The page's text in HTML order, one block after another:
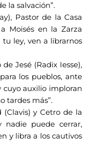
la salvación”.
Pastor de la Casa
Moisés en la Zarza
ley, ven a librarnos
Jesé (Radix Iesse),
los pueblos, ante
cuyo auxilio imploran
tardes más”.
(Clavis) y Cetro de la
nadie puede cerrar,
y libra a los cautivos